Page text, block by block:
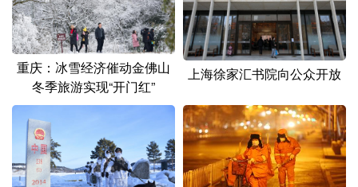
辽宁 吉林 上海 江苏
浙江 安徽 福建 江西
山东 河南 湖北 湖南
海南 重庆
四川 贵州 云南 西藏
陕西 甘肃 青海 宁夏
重庆：冰雪经济催动金佛山
冬季旅游实现“开门红”
上海徐家汇书院向公众开放